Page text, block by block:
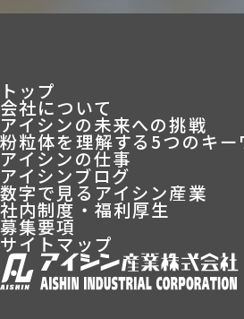
トップ
会社について
アイシンの未来への挑戦
粉粒体を理解する5つのキー
アイシンの仕事
アイシンブログ
数字で見るアイシン産業
社内制度・福利厚生
募集要項
サイトマップ